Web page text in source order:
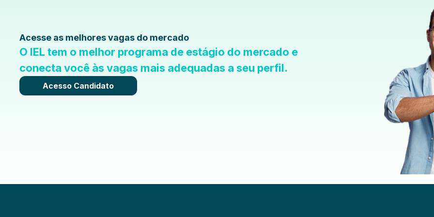
Acesse as melhores vagas do mercado
O IEL tem o melhor programa de estágio do mercado e
conecta você às vagas mais adequadas a seu perfil.
Acesso Candidato